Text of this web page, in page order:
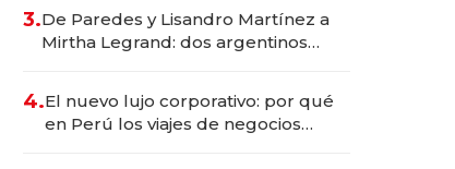
marcas "fast premium"
3.De Paredes y Lisandro Martínez a
Mirtha Legrand: dos argentinos
4.El nuevo lujo corporativo: por qué
en Perú los viajes de negocios